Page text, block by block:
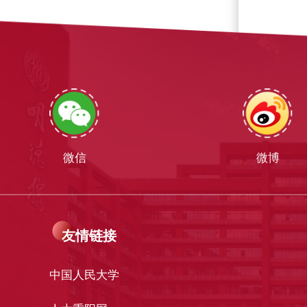
微信 微博
友情链接
中国人民大学